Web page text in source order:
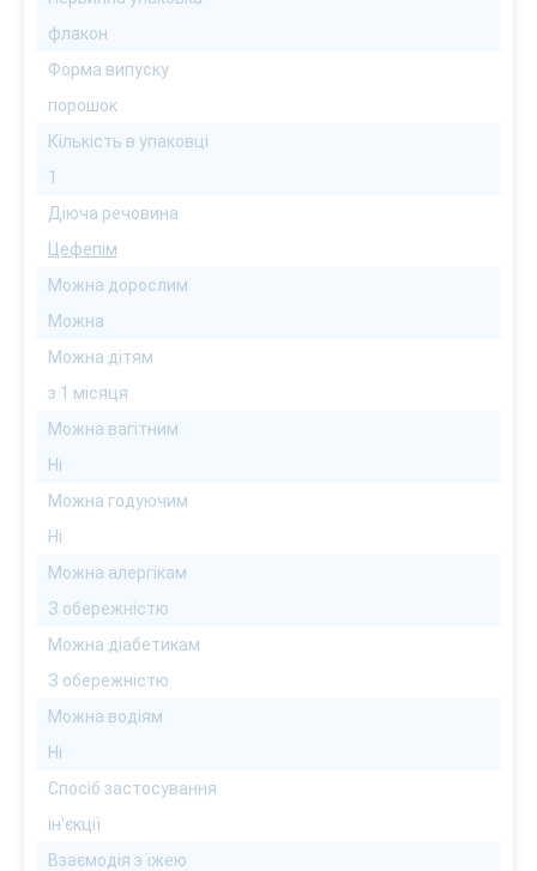
флакон
Форма випуску
порошок
Кількість в упаковці
1
Діюча речовина
Цефепім
Можна дорослим
Можна
Можна дітям
з 1 місяця
Можна вагітним
Ні
Можна годуючим
Ні
Можна алергікам
З обережністю
Можна діабетикам
З обережністю
Можна водіям
Ні
Спосіб застосування
ін'єкції
Взаємодія з їжею